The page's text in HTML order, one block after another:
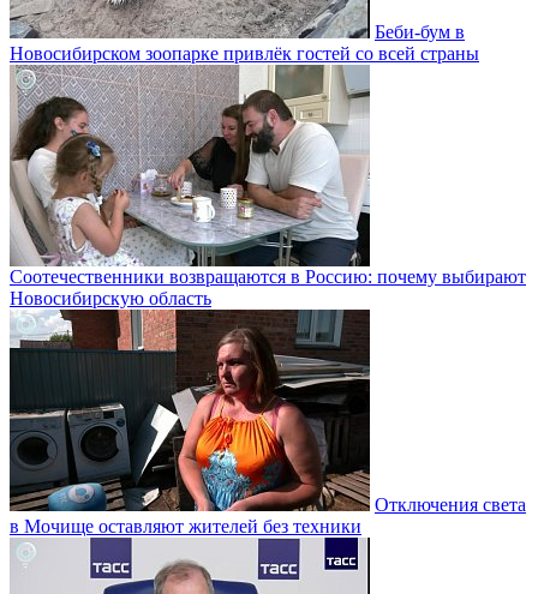
Беби-бум в
Новосибирском зоопарке привлёк гостей со всей страны
Соотечественники возвращаются в Россию: почему выбирают
Новосибирскую область
Отключения света
в Мочище оставляют жителей без техники